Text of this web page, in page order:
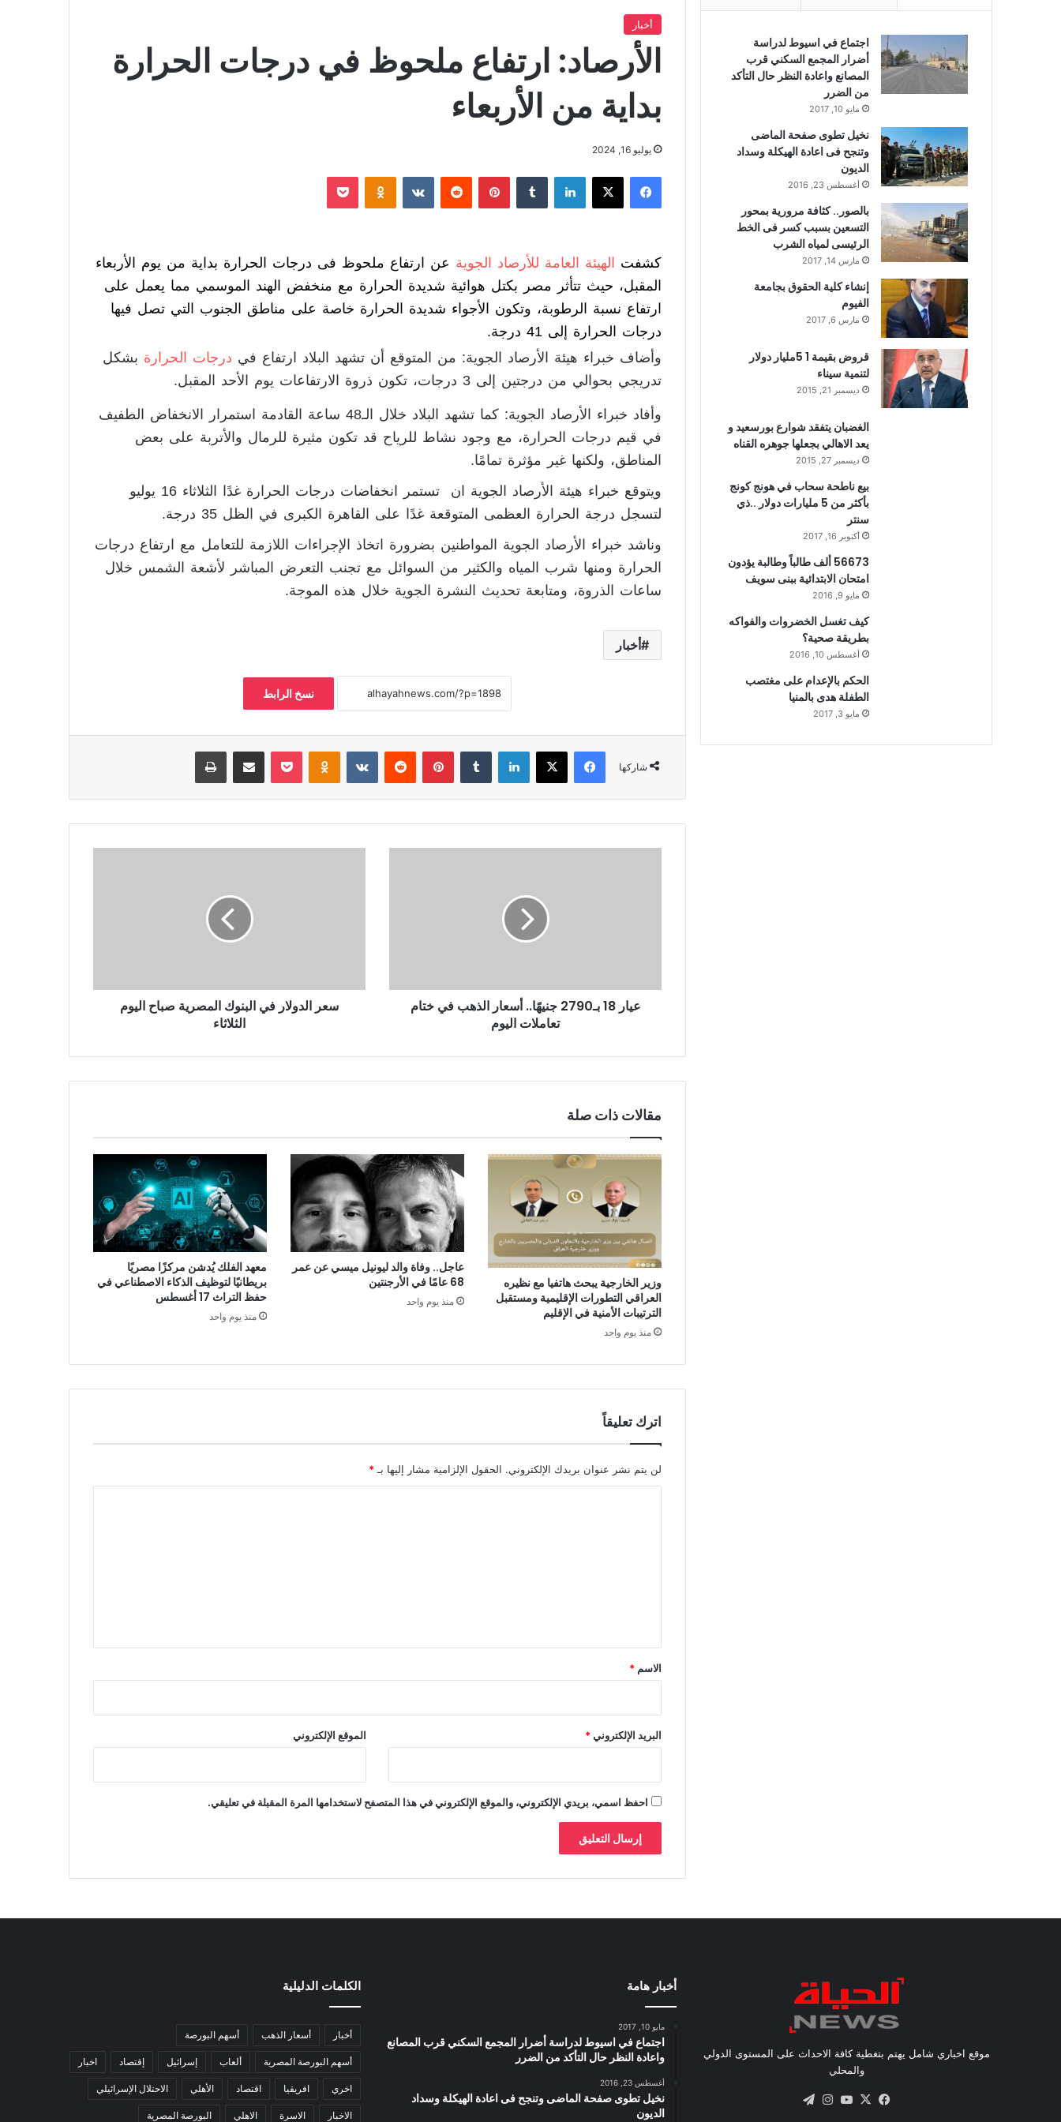
أخبار
الأرصاد: ارتفاع ملحوظ في درجات الحرارة
بداية من الأربعاء
يوليو 16, 2024
فيسبوك لينكدإن بينتيريست
كشفت الهيئة العامة للأرصاد الجوية عن ارتفاع ملحوظ فى درجات الحرارة بداية من يوم الأربعاء
المقبل، حيث تتأثر مصر بكتل هوائية شديدة الحرارة مع منخفض الهند الموسمي مما يعمل على
ارتفاع نسبة الرطوبة، وتكون الأجواء شديدة الحرارة خاصة على مناطق الجنوب التي تصل فيها
درجات الحرارة إلى 41 درجة.
وأضاف خبراء هيئة الأرصاد الجوية: من المتوقع أن تشهد البلاد ارتفاع في درجات الحرارة بشكل
تدريجي بحوالي من درجتين إلى 3 درجات، تكون ذروة الارتفاعات يوم الأحد المقبل.
وأفاد خبراء الأرصاد الجوية: كما تشهد البلاد خلال الـ48 ساعة القادمة استمرار الانخفاض الطفيف
في قيم درجات الحرارة، مع وجود نشاط للرياح قد تكون مثيرة للرمال والأتربة على بعض
المناطق، ولكنها غير مؤثرة تمامًا.
ويتوقع خبراء هيئة الأرصاد الجوية ان تستمر انخفاضات درجات الحرارة غدًا الثلاثاء 16 يوليو
لتسجل درجة الحرارة العظمى المتوقعة غدًا على القاهرة الكبرى في الظل 35 درجة.
وناشد خبراء الأرصاد الجوية المواطنين بضرورة اتخاذ الإجراءات اللازمة للتعامل مع ارتفاع درجات
الحرارة ومنها شرب المياه والكثير من السوائل مع تجنب التعرض المباشر لأشعة الشمس خلال
ساعات الذروة، ومتابعة تحديث النشرة الجوية خلال هذه الموجة.
أخبار
نسخ الرابط
شاركها
فيسبوك لينكدإن بينتيريست بوكيت
عيار 18 بـ2790 جنيهًا.. أسعار الذهب في ختام
تعاملات اليوم
سعر الدولار في البنوك المصرية صباح اليوم
الثلاثاء
مقالات ذات صلة
وزير الخارجية يبحث هاتفيا مع نظيره
العراقي التطورات الإقليمية ومستقبل
الترتيبات الأمنية في الإقليم
منذ يوم واحد
عاجل.. وفاة والد ليونيل ميسي عن عمر
68 عامًا في الأرجنتين
منذ يوم واحد
معهد الفلك يُدشن مركزًا مصريًا
بريطانيًا لتوظيف الذكاء الاصطناعي في
حفظ التراث 17 أغسطس
منذ يوم واحد
اترك تعليقاً
لن يتم نشر عنوان بريدك الإلكتروني. الحقول الإلزامية مشار إليها بـ *
*
الاسم *
البريد الإلكتروني* الموقع الإلكتروني
احفظ اسمي، بريدي الإلكتروني، والموقع الإلكتروني في هذا المتصفح لاستخدامها المرة المقبلة في تعليقي.
اجتماع في اسيوط لدراسة
أضرار المجمع السكني قرب
المصانع واعادة النظر حال التأكد
من الضرر
مايو 10, 2017
نخيل تطوى صفحة الماضى
وتنجح فى اعادة الهيكلة وسداد
الديون
أغسطس 23, 2016
بالصور.. كثافة مرورية بمحور
التسعين بسبب كسر فى الخط
الرئيسى لمياه الشرب
مارس 14, 2017
إنشاء كلية الحقوق بجامعة
الفيوم
مارس 6, 2017
قروض بقيمة 1 5مليار دولار
لتنمية سيناء
ديسمبر 21, 2015
الغضبان يتفقد شوارع بورسعيد و
يعد الاهالي بجعلها جوهره القناه
ديسمبر 27, 2015
بيع ناطحة سحاب في هونج كونج
بأكثر من 5 مليارات دولار ..ذي
سنتر
أكتوبر 16, 2017
56673 ألف طالباً وطالبة يؤدون
امتحان الابتدائية ببنى سويف
مايو 9, 2016
كيف تغسل الخضروات والفواكه
بطريقة صحية؟
أغسطس 10, 2016
الحكم بالإعدام على مغتصب
الطفلة هدى بالمنيا
مايو 3, 2017
موقع اخباري شامل يهتم بتغطية كافة الاحداث على المستوى الدولي
والمحلي
فيسبوك
X يوتيوبانستقرام
أخبار هامة
مايو 10, 2017
اجتماع في اسيوط لدراسة أضرار المجمع السكني قرب المصانع
واعادة النظر حال التأكد من الضرر
أغسطس 23, 2016
نخيل تطوى صفحة الماضى وتنجح فى اعادة الهيكلة وسداد
الديون
الكلمات الدليلية
أخبار أسعار الذهب أسهم البورصة
أسهم البورصة المصرية ألعاب إسرائيل إقتصاد اخبار
اخري افريقيا اقتصاد الأهلي الاحتلال الإسرائيلي
الاخبار الاسرة الاهلي البورصة المصرية